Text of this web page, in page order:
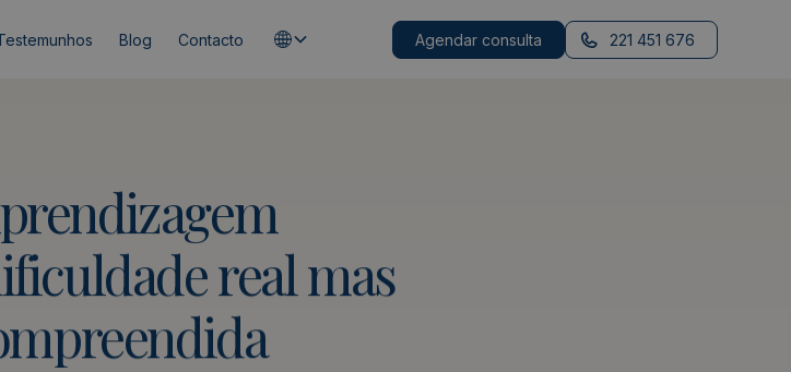
Blog Contacto Agendar consulta 221 451 676
realmas